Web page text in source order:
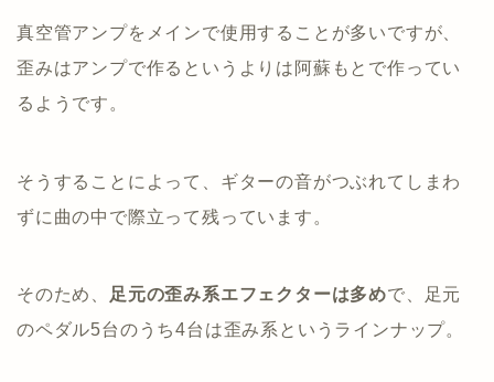
真空管アンプをメインで使用することが多いですが、
歪みはアンプで作るというよりは阿蘇もとで作ってい
るようです。
そうすることによって、ギターの音がつぶれてしまわ
ずに曲の中で際立って残っています。
そのため、 足元の歪み系エフェクターは多めで、足元
のペダル5台のうち4台は歪み系というラインナップ。